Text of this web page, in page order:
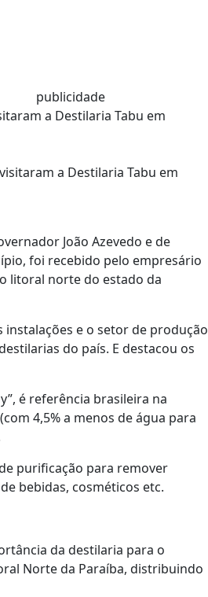
publicidade
a Destilaria Tabu em
João Azevedo e de
foi recebido pelo empresário
litoral norte do estado da
e o setor de produção
do país. E destacou os
é referência brasileira na
4,5% a menos de água para
purificação para remover
bebidas, cosméticos etc.
da destilaria para o
Norte da Paraíba, distribuindo